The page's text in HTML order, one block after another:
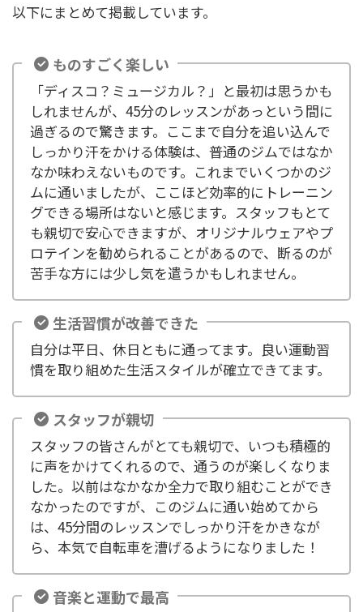
以下にまとめて掲載しています。
ものすごく楽しい
「ディスコ？ミュージカル？」と最初は思うかも
しれませんが、45分のレッスンがあっという間に
過ぎるので驚きます。ここまで自分を追い込んで
しっかり汗をかける体験は、普通のジムではなか
なか味わえないものです。これまでいくつかのジ
ムに通いましたが、ここほど効率的にトレーニン
グできる場所はないと感じます。スタッフもとて
も親切で安心できますが、オリジナルウェアやプ
ロテインを勧められることがあるので、断るのが
苦手な方には少し気を遣うかもしれません。
生活習慣が改善できた
自分は平日、休日ともに通ってます。良い運動習
慣を取り組めた生活スタイルが確立できてます。
スタッフが親切
スタッフの皆さんがとても親切で、いつも積極的
に声をかけてくれるので、通うのが楽しくなりま
した。以前はなかなか全力で取り組むことができ
なかったのですが、このジムに通い始めてから
は、45分間のレッスンでしっかり汗をかきなが
ら、本気で自転車を漕げるようになりました！
音楽と運動で最高